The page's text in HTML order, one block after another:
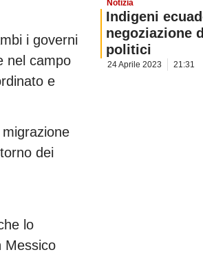
i governi
nel campo
e
dei
lo
Messico
Notizia
Indigeni
negoziazione
politici
24 Aprile 2023 21:31